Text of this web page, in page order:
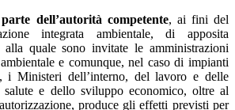
dell’autorità competente, ai fini del
integrata ambientale, di apposita
quale sono invitate le amministrazioni
e comunque, nel caso di impianti
i Ministeri dell’interno, del lavoro e delle
e dello sviluppo economico, oltre al
produce gli effetti previsti per